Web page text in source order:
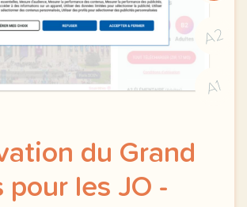
A2
A1
du Grand
pour les JO -